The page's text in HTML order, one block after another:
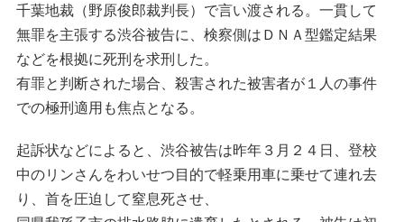
千葉地裁（野原俊郎裁判長）で言い渡される。一貫して
無罪を主張する渋谷被告に、検察側はＤＮＡ型鑑定結果
などを根拠に死刑を求刑した。
有罪と判断された場合、殺害された被害者が１人の事件
での極刑適用も焦点となる。
起訴状などによると、渋谷被告は昨年３月２４日、登校
中のリンさんをわいせつ目的で軽乗用車に乗せて連れ去
り、首を圧迫して窒息死させ、